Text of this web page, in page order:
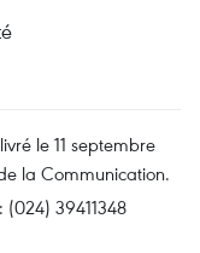
le 11 septembre
la Communication.
(024) 39411348